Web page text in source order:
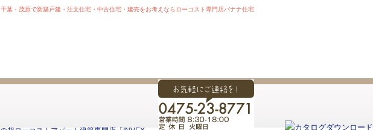
千葉・茂原で新築戸建・注文住宅・中古住宅・建売をお考えならローコスト専門店バナナ住宅